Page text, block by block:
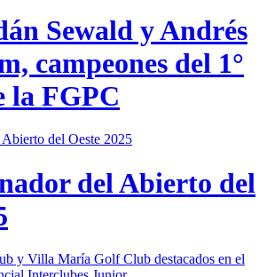
Sewald y Andrés
campeones del 1°
la FGPC
del Abierto del